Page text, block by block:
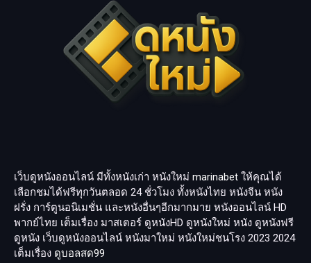
เว็บดูหนังออนไลน์ มีทั้งหนังเก่า หนังใหม่ marinabet ให้คุณได้
เลือกชมได้ฟรีทุกวันตลอด 24 ชั่วโมง ทั้งหนังไทย หนังจีน หนัง
ฝรั่ง การ์ตูนอนิเมชั่น และหนังอื่นๆอีกมากมาย หนังออนไลน์ HD
พากย์ไทย เต็มเรื่อง มาสเตอร์ ดูหนังHD ดูหนังใหม่ หนัง ดูหนังฟรี
ดูหนัง เว็บดูหนังออนไลน์ หนังมาใหม่ หนังใหม่ชนโรง 2023 2024
เต็มเรื่อง ดูบอลสด99